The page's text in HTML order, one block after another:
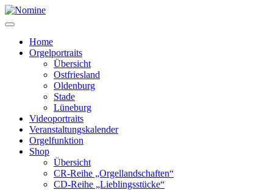
Zum
Inhalt
Home
Orgelportraits
Übersicht
Ostfriesland
Oldenburg
Stade
Lüneburg
Videoportraits
Veranstaltungskalender
Orgelfunktion
Shop
Übersicht
CR-Reihe „Orgellandschaften“
CD-Reihe „Lieblingsstücke“